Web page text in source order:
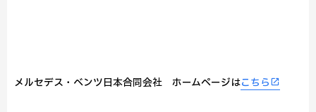
メルセデス・ベンツ日本合同会社 ホームページはこちら